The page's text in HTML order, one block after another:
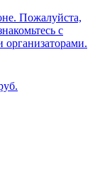
Пожалуйста,
с
организаторами.